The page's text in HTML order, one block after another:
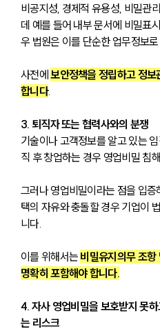
비공지성, 경제적 유용성, 비밀관
데 예를 들어 내부 문서에 비밀표
우 법원은 이를 단순한 업무정보
사전에 보안정책을 정립하고 정
합니다.
3. 퇴직자 또는 협력사와의 분쟁
기술이나 고객정보를 알고 있는
직 후 창업하는 경우 영업비밀 침
그러나 영업비밀이라는 점을 입
택의 자유와 충돌할 경우 기업이
니다.
이를 위해서는 비밀유지의무 조항
명확히 포함해야 합니다.
4. 자사 영업비밀을 보호받지 못
는 리스크